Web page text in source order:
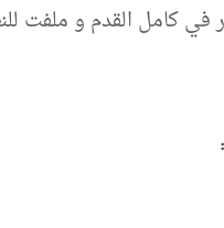
في كامل القدم و ملفت